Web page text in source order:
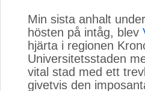
Min sista anhalt
hösten på intåg, blev
hjärta i regionen
Universitetsstaden
vital stad med ett
givetvis den